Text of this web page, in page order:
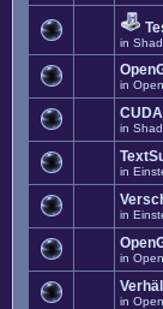
in
in
in
in
in
in
in